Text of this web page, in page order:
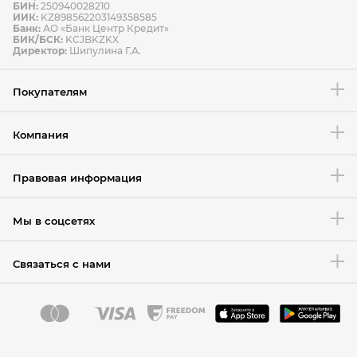
Условия возврата товара
БИН: 250940028210
ИИК: KZ898562203149358585
Банк: АО «Банк Центр Кредит»
БИК/БСК: KCJBKZKX
Директор: Шипулина Г.А.
Покупателям
Компания
Правовая информация
Мы в соцсетях
Связаться с нами